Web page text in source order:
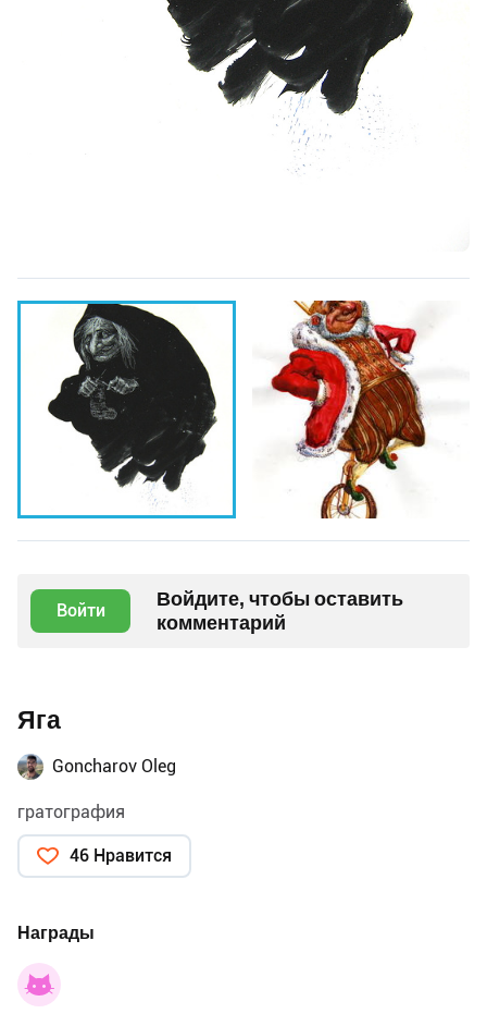
Войти
Войдите, чтобы оставить
комментарий
Яга
Goncharov Oleg
гратография
46 Нравится
Награды